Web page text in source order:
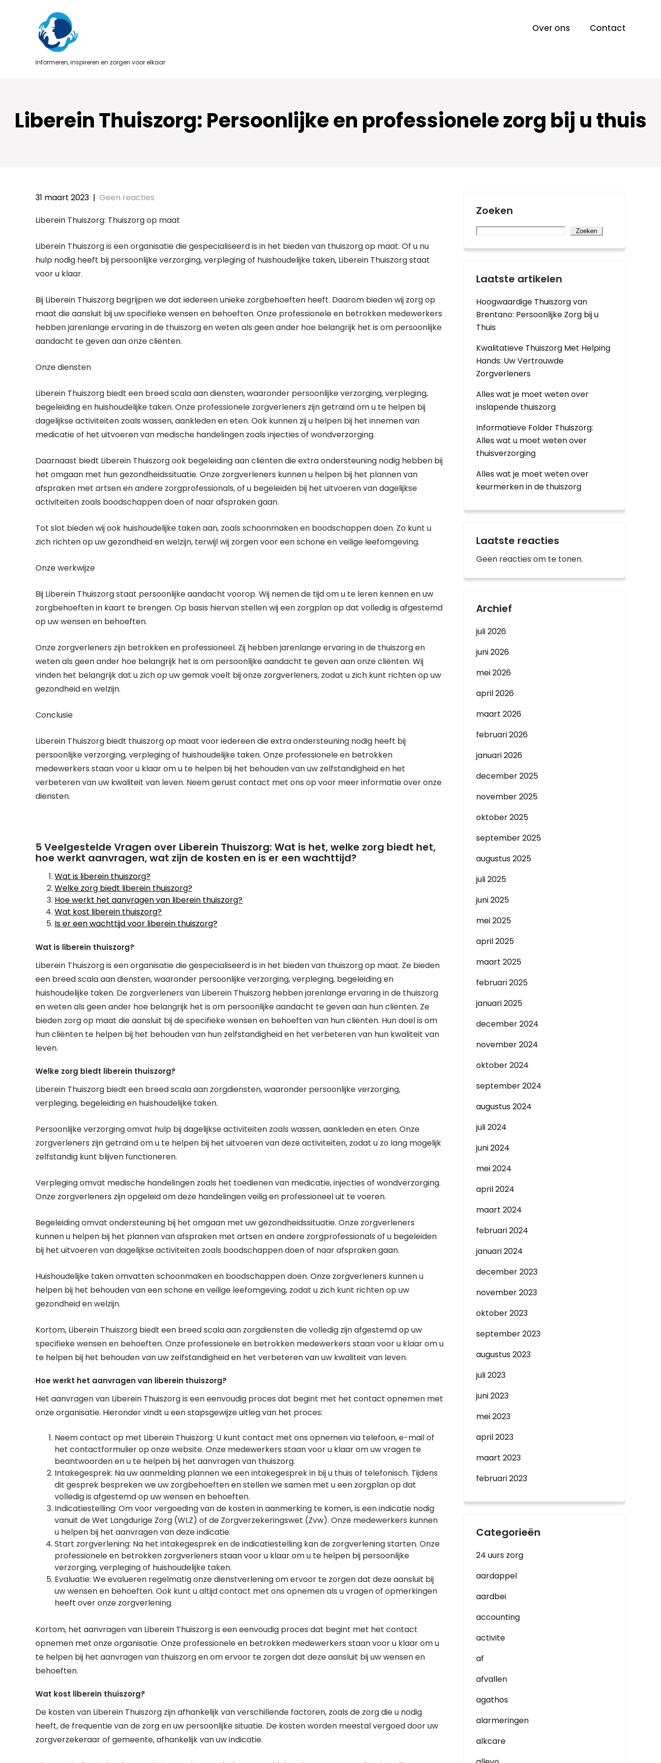
Informeren, inspireren en zorgen voor elkaar
Over ons Contact
Liberein Thuiszorg: Persoonlijke en professionele zorg bij u thuis
31 maart 2023 | Geen reacties
Liberein Thuiszorg: Thuiszorg op maat
Liberein Thuiszorg is een organisatie die gespecialiseerd is in het bieden van thuiszorg op maat. Of u nu
hulp nodig heeft bij persoonlijke verzorging, verpleging of huishoudelijke taken, Liberein Thuiszorg staat
voor u klaar.
Bij Liberein Thuiszorg begrijpen we dat iedereen unieke zorgbehoeften heeft. Daarom bieden wij zorg op
maat die aansluit bij uw specifieke wensen en behoeften. Onze professionele en betrokken medewerkers
hebben jarenlange ervaring in de thuiszorg en weten als geen ander hoe belangrijk het is om persoonlijke
aandacht te geven aan onze cliënten.
Onze diensten
Liberein Thuiszorg biedt een breed scala aan diensten, waaronder persoonlijke verzorging, verpleging,
begeleiding en huishoudelijke taken. Onze professionele zorgverleners zijn getraind om u te helpen bij
dagelijkse activiteiten zoals wassen, aankleden en eten. Ook kunnen zij u helpen bij het innemen van
medicatie of het uitvoeren van medische handelingen zoals injecties of wondverzorging.
Daarnaast biedt Liberein Thuiszorg ook begeleiding aan cliënten die extra ondersteuning nodig hebben bij
het omgaan met hun gezondheidssituatie. Onze zorgverleners kunnen u helpen bij het plannen van
afspraken met artsen en andere zorgprofessionals, of u begeleiden bij het uitvoeren van dagelijkse
activiteiten zoals boodschappen doen of naar afspraken gaan.
Tot slot bieden wij ook huishoudelijke taken aan, zoals schoonmaken en boodschappen doen. Zo kunt u
zich richten op uw gezondheid en welzijn, terwijl wij zorgen voor een schone en veilige leefomgeving.
Onze werkwijze
Bij Liberein Thuiszorg staat persoonlijke aandacht voorop. Wij nemen de tijd om u te leren kennen en uw
zorgbehoeften in kaart te brengen. Op basis hiervan stellen wij een zorgplan op dat volledig is afgestemd
op uw wensen en behoeften.
Onze zorgverleners zijn betrokken en professioneel. Zij hebben jarenlange ervaring in de thuiszorg en
weten als geen ander hoe belangrijk het is om persoonlijke aandacht te geven aan onze cliënten. Wij
vinden het belangrijk dat u zich op uw gemak voelt bij onze zorgverleners, zodat u zich kunt richten op uw
gezondheid en welzijn.
Conclusie
Liberein Thuiszorg biedt thuiszorg op maat voor iedereen die extra ondersteuning nodig heeft bij
persoonlijke verzorging, verpleging of huishoudelijke taken. Onze professionele en betrokken
medewerkers staan voor u klaar om u te helpen bij het behouden van uw zelfstandigheid en het
verbeteren van uw kwaliteit van leven. Neem gerust contact met ons op voor meer informatie over onze
diensten.
5 Veelgestelde Vragen over Liberein Thuiszorg: Wat is het, welke zorg biedt het,
hoe werkt aanvragen, wat zijn de kosten en is er een wachttijd?
Wat is liberein thuiszorg?
Welke zorg biedt liberein thuiszorg?
Hoe werkt het aanvragen van liberein thuiszorg?
Wat kost liberein thuiszorg?
Is er een wachttijd voor liberein thuiszorg?
Wat is liberein thuiszorg?
Liberein Thuiszorg is een organisatie die gespecialiseerd is in het bieden van thuiszorg op maat. Ze bieden
een breed scala aan diensten, waaronder persoonlijke verzorging, verpleging, begeleiding en
huishoudelijke taken. De zorgverleners van Liberein Thuiszorg hebben jarenlange ervaring in de thuiszorg
en weten als geen ander hoe belangrijk het is om persoonlijke aandacht te geven aan hun cliënten. Ze
bieden zorg op maat die aansluit bij de specifieke wensen en behoeften van hun cliënten. Hun doel is om
hun cliënten te helpen bij het behouden van hun zelfstandigheid en het verbeteren van hun kwaliteit van
leven.
Welke zorg biedt liberein thuiszorg?
Liberein Thuiszorg biedt een breed scala aan zorgdiensten, waaronder persoonlijke verzorging,
verpleging, begeleiding en huishoudelijke taken.
Persoonlijke verzorging omvat hulp bij dagelijkse activiteiten zoals wassen, aankleden en eten. Onze
zorgverleners zijn getraind om u te helpen bij het uitvoeren van deze activiteiten, zodat u zo lang mogelijk
zelfstandig kunt blijven functioneren.
Verpleging omvat medische handelingen zoals het toedienen van medicatie, injecties of wondverzorging.
Onze zorgverleners zijn opgeleid om deze handelingen veilig en professioneel uit te voeren.
Begeleiding omvat ondersteuning bij het omgaan met uw gezondheidssituatie. Onze zorgverleners
kunnen u helpen bij het plannen van afspraken met artsen en andere zorgprofessionals of u begeleiden
bij het uitvoeren van dagelijkse activiteiten zoals boodschappen doen of naar afspraken gaan.
Huishoudelijke taken omvatten schoonmaken en boodschappen doen. Onze zorgverleners kunnen u
helpen bij het behouden van een schone en veilige leefomgeving, zodat u zich kunt richten op uw
gezondheid en welzijn.
Kortom, Liberein Thuiszorg biedt een breed scala aan zorgdiensten die volledig zijn afgestemd op uw
specifieke wensen en behoeften. Onze professionele en betrokken medewerkers staan voor u klaar om u
te helpen bij het behouden van uw zelfstandigheid en het verbeteren van uw kwaliteit van leven.
Hoe werkt het aanvragen van liberein thuiszorg?
Het aanvragen van Liberein Thuiszorg is een eenvoudig proces dat begint met het contact opnemen met
onze organisatie. Hieronder vindt u een stapsgewijze uitleg van het proces:
Neem contact op met Liberein Thuiszorg: U kunt contact met ons opnemen via telefoon, e-mail of
het contactformulier op onze website. Onze medewerkers staan voor u klaar om uw vragen te
beantwoorden en u te helpen bij het aanvragen van thuiszorg.
Intakegesprek: Na uw aanmelding plannen we een intakegesprek in bij u thuis of telefonisch. Tijdens
dit gesprek bespreken we uw zorgbehoeften en stellen we samen met u een zorgplan op dat
volledig is afgestemd op uw wensen en behoeften.
Indicatiestelling: Om voor vergoeding van de kosten in aanmerking te komen, is een indicatie nodig
vanuit de Wet Langdurige Zorg (WLZ) of de Zorgverzekeringswet (Zvw). Onze medewerkers kunnen
u helpen bij het aanvragen van deze indicatie.
Start zorgverlening: Na het intakegesprek en de indicatiestelling kan de zorgverlening starten. Onze
professionele en betrokken zorgverleners staan voor u klaar om u te helpen bij persoonlijke
verzorging, verpleging of huishoudelijke taken.
Evaluatie: We evalueren regelmatig onze dienstverlening om ervoor te zorgen dat deze aansluit bij
uw wensen en behoeften. Ook kunt u altijd contact met ons opnemen als u vragen of opmerkingen
heeft over onze zorgverlening.
Kortom, het aanvragen van Liberein Thuiszorg is een eenvoudig proces dat begint met het contact
opnemen met onze organisatie. Onze professionele en betrokken medewerkers staan voor u klaar om u
te helpen bij het aanvragen van thuiszorg en om ervoor te zorgen dat deze aansluit bij uw wensen en
behoeften.
Wat kost liberein thuiszorg?
De kosten van Liberein Thuiszorg zijn afhankelijk van verschillende factoren, zoals de zorg die u nodig
heeft, de frequentie van de zorg en uw persoonlijke situatie. De kosten worden meestal vergoed door uw
zorgverzekeraar of gemeente, afhankelijk van uw indicatie.
Zoeken
Zoeken
Laatste artikelen
Hoogwaardige Thuiszorg van
Brentano: Persoonlijke Zorg bij u
Thuis
Kwalitatieve Thuiszorg Met Helping
Hands: Uw Vertrouwde
Zorgverleners
Alles wat je moet weten over
inslapende thuiszorg
Informatieve Folder Thuiszorg:
Alles wat u moet weten over
thuisverzorging
Alles wat je moet weten over
keurmerken in de thuiszorg
Laatste reacties
Geen reacties om te tonen.
Archief
juli 2026
juni 2026
mei 2026
april 2026
maart 2026
februari 2026
januari 2026
december 2025
november 2025
oktober 2025
september 2025
augustus 2025
juli 2025
juni 2025
mei 2025
april 2025
maart 2025
februari 2025
januari 2025
december 2024
november 2024
oktober 2024
september 2024
augustus 2024
juli 2024
juni 2024
mei 2024
april 2024
maart 2024
februari 2024
januari 2024
december 2023
november 2023
oktober 2023
september 2023
augustus 2023
juli 2023
juni 2023
mei 2023
april 2023
maart 2023
februari 2023
Categorieën
24 uurs zorg
aardappel
aardbei
accounting
activite
af
afvallen
agathos
alarmeringen
alkcare